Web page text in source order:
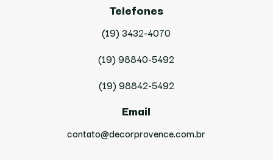
Telefones
(19) 3432-4070
(19) 98840-5492
(19) 98842-5492
Email
contato@decorprovence.com.br